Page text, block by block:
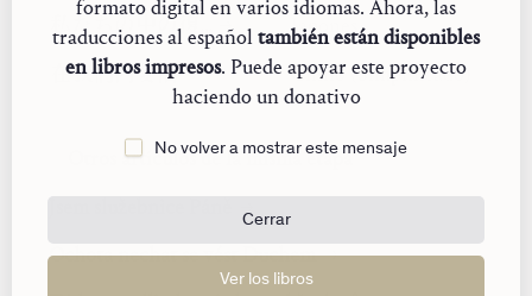
není přístup. Zatímco Pán leží v hrobě, i slovo víry
spočívá pohřbeno v duších, zabaleno do plátna a skryto
za zapečetěným náhrobním kamenem. Učedníci a ženy
nejsou nevěřící — i když evangelium mluví o jejich
však jakoby zamrzla, v noci smrti se stala úzkou a
jejich víru k velikonočnímu životu. Syn je Otcovo
Slovo, které vstává z mrtvých k věčnému životu. Avšak
i víra v nás je přítomností věčného Slova v milosti.
Japonés
在我们内复活
Chino (Simplificado)
Otros artículos de la misma etapa
Ochota nechat se vést Duchem
formato digital en varios idiomas. Ahora, las
traducciones al españoltambién están disponibles
en libros impresos. Puede apoyar este proyecto
haciendo un donativo
No volver a mostrar este mensaje
Cerrar
Ver los libros